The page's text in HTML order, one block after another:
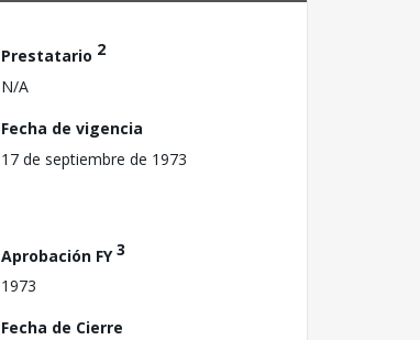
Prestatario 2
N/A
Fecha de vigencia
17 de septiembre de 1973
Aprobación FY3
1973
Fecha de Cierre